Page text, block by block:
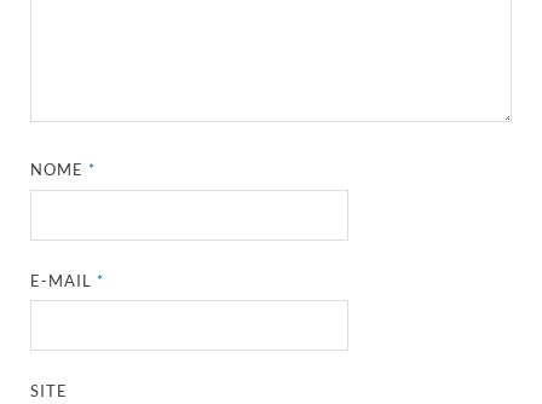
NOME*
E-MAIL*
SITE